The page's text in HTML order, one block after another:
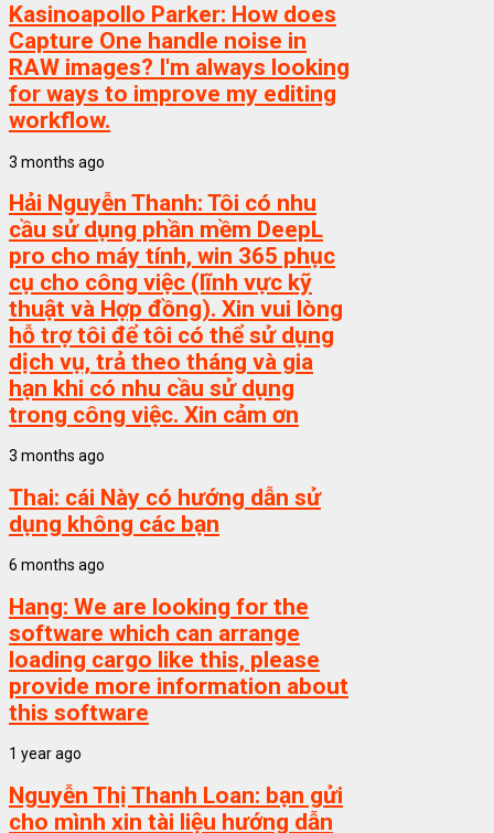
Kasinoapollo Parker: How does
Capture One handle noise in
RAW images? I'm always looking
for ways to improve my editing
workflow.
3 months ago
Hải Nguyễn Thanh: Tôi có nhu
cầu sử dụng phần mềm DeepL
pro cho máy tính, win 365 phục
cụ cho công việc (lĩnh vực kỹ
thuật và Hợp đồng). Xin vui lòng
hỗ trợ tôi để tôi có thể sử dụng
dịch vụ, trả theo tháng và gia
hạn khi có nhu cầu sử dụng
trong công việc. Xin cảm ơn
3 months ago
Thai: cái Này có hướng dẫn sử
dụng không các bạn
6 months ago
Hang: We are looking for the
software which can arrange
loading cargo like this, please
provide more information about
this software
1 year ago
Nguyễn Thị Thanh Loan: bạn gửi
cho mình xin tài liệu hướng dẫn